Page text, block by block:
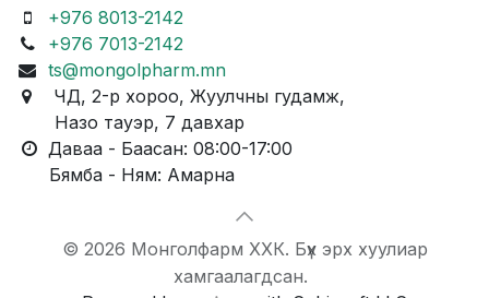
+976 8013-2142
+976 7013-2142
ts@mongolpharm.mn
ЧД, 2-р хороо, Жуулчны гудамж,
Назо тауэр, 7 давхар
Даваа - Баасан: 08:00-17:00
Бямба - Ням: Амарна
© 2026 Монголфарм ХХК. Бүх эрх хуулиар
хамгаалагдсан.